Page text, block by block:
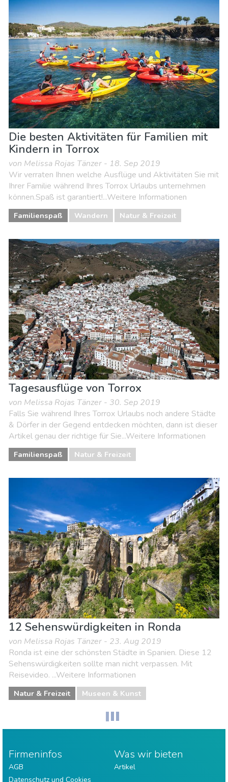
Die besten Aktivitäten für Familien mit
Kindern in Torrox
von Melissa Rojas Tänzer - 18. Sep 2019
Wir verraten Ihnen welche Ausflüge und Aktivitäten Sie mit
Ihrer Familie während Ihres Torrox Urlaubs unternehmen
können.Spaß ist garantiert!...Weitere Informationen
Familienspaß Wandern Natur & Freizeit
Tagesausflüge von Torrox
von Melissa Rojas Tänzer - 30. Sep 2019
Falls Sie während Ihres Torrox Urlaubs noch andere Städte
& Dörfer in der Gegend entdecken möchten, dann ist dieser
Artikel genau der richtige für Sie...Weitere Informationen
Familienspaß Natur & Freizeit
12 Sehenswürdigkeiten in Ronda
von Melissa Rojas Tänzer - 23. Aug 2019
Ronda ist eine der schönsten Städte in Spanien. Diese 12
Sehenswürdigkeiten sollte man nicht verpassen. Mit
Reisevideo. ...Weitere Informationen
Natur & Freizeit Museen & Kunst
Firmeninfos
AGB
Datenschutz und Cookies
Was wir bieten
Artikel